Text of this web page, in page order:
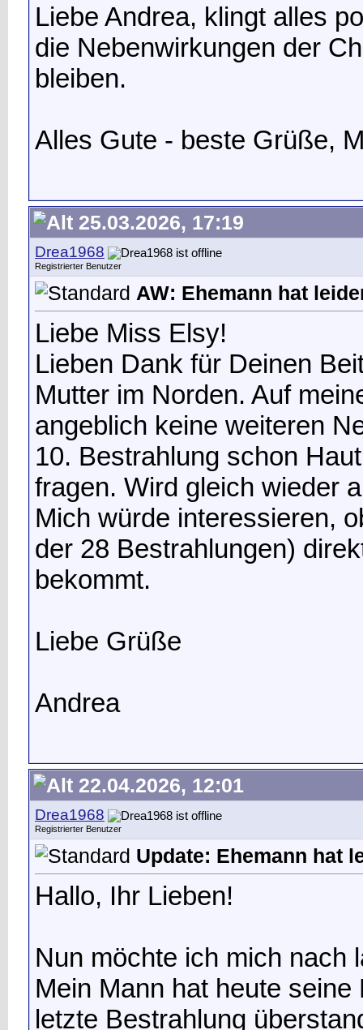
Liebe Andrea, klingt alles
die Nebenwirkungen der
bleiben.
Alles Gute - beste Grüße,
25.03.2026, 17:19
Drea1968
Registrierter Benutzer
AW: Ehemann hat
Liebe Miss Elsy!
Lieben Dank für Deinen
Mutter im Norden. Auf
angeblich keine weiteren
10. Bestrahlung schon
fragen. Wird gleich wieder
Mich würde interessieren,
der 28 Bestrahlungen)
bekommt.
Liebe Grüße
Andrea
22.04.2026, 12:01
Drea1968
Registrierter Benutzer
Update: Ehemann hat
Hallo, Ihr Lieben!
Nun möchte ich mich nach
Mein Mann hat heute
letzte Bestrahlung